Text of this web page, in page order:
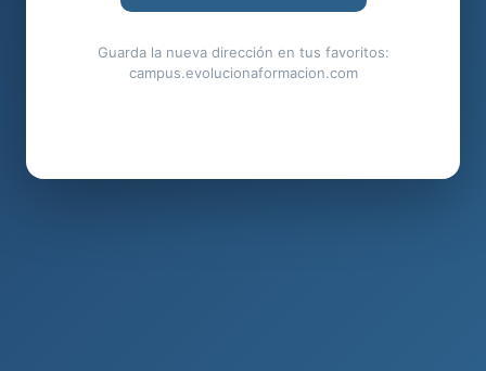
Guarda la nueva dirección en tus favoritos:
campus.evolucionaformacion.com